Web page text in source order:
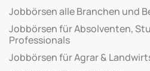
Jobbörsen alle Branchen und
Jobbörsen für Absolventen,
Professionals
Jobbörsen für Agrar &